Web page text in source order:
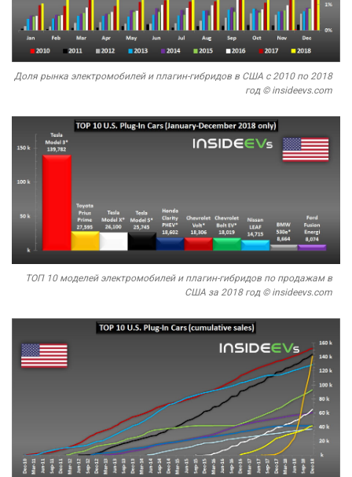
Доля рынка электромобилей и плагин-гибридов в США с 2010 по 2018
год © insideevs.com
ТОП 10 моделей электромобилей и плагин-гибридов по продажам в
США за 2018 год © insideevs.com